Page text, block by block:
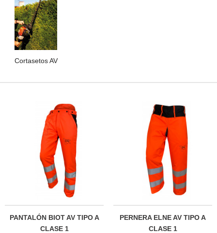
Cortasetos AV
PANTALÓN BIOT AV TIPO A
CLASE 1
PERNERA ELNE AV TIPO A
CLASE 1